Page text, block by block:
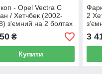
- Opel Vectra C
/ Хетчбек (2002-
з'ємний на 2 болтах
₴
Купити
2
3